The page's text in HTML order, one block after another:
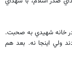
در خانه شهيدي به صحبت.
ولي اينجا نه. بعد هم